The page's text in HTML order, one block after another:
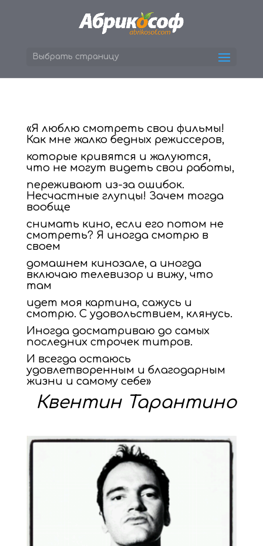
Выбрать страницу
«Я люблю смотреть свои фильмы!
Как мне жалко бедных режиссеров,
которые кривятся и жалуются,
что не могут видеть свои работы,
переживают из-за ошибок.
Несчастные глупцы! Зачем тогда
вообще
снимать кино, если его потом не
смотреть? Я иногда смотрю в
своем
домашнем кинозале, а иногда
включаю телевизор и вижу, что
там
идет моя картина, сажусь и
смотрю. С удовольствием, клянусь.
Иногда досматриваю до самых
последних строчек титров.
И всегда остаюсь
удовлетворенным и благодарным
жизни и самому себе»
Квентин Тарантино